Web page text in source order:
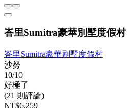
峇里Sumitra豪華別墅度假村
峇里Sumitra豪華別墅度假村
沙努
10/10
好極了
(21 則評論)
NT$6,259